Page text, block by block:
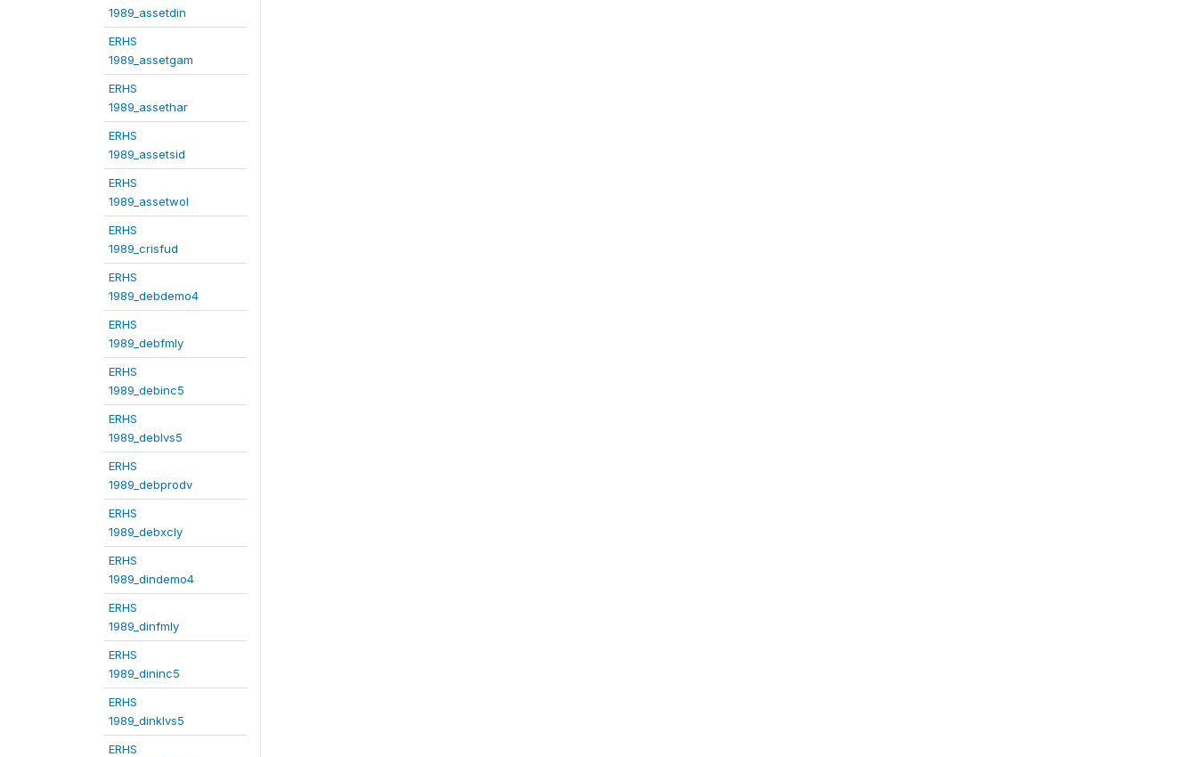
1989_assetdin
ERHS
1989_assetgam
ERHS
1989_assethar
ERHS
1989_assetsid
ERHS
1989_assetwol
ERHS
1989_crisfud
ERHS
1989_debdemo4
ERHS
1989_debfmly
ERHS
1989_debinc5
ERHS
1989_deblvs5
ERHS
1989_debprodv
ERHS
1989_debxcly
ERHS
1989_dindemo4
ERHS
1989_dinfmly
ERHS
1989_dininc5
ERHS
1989_dinklvs5
ERHS